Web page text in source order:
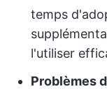
temps
l'utiliser
Problèmes